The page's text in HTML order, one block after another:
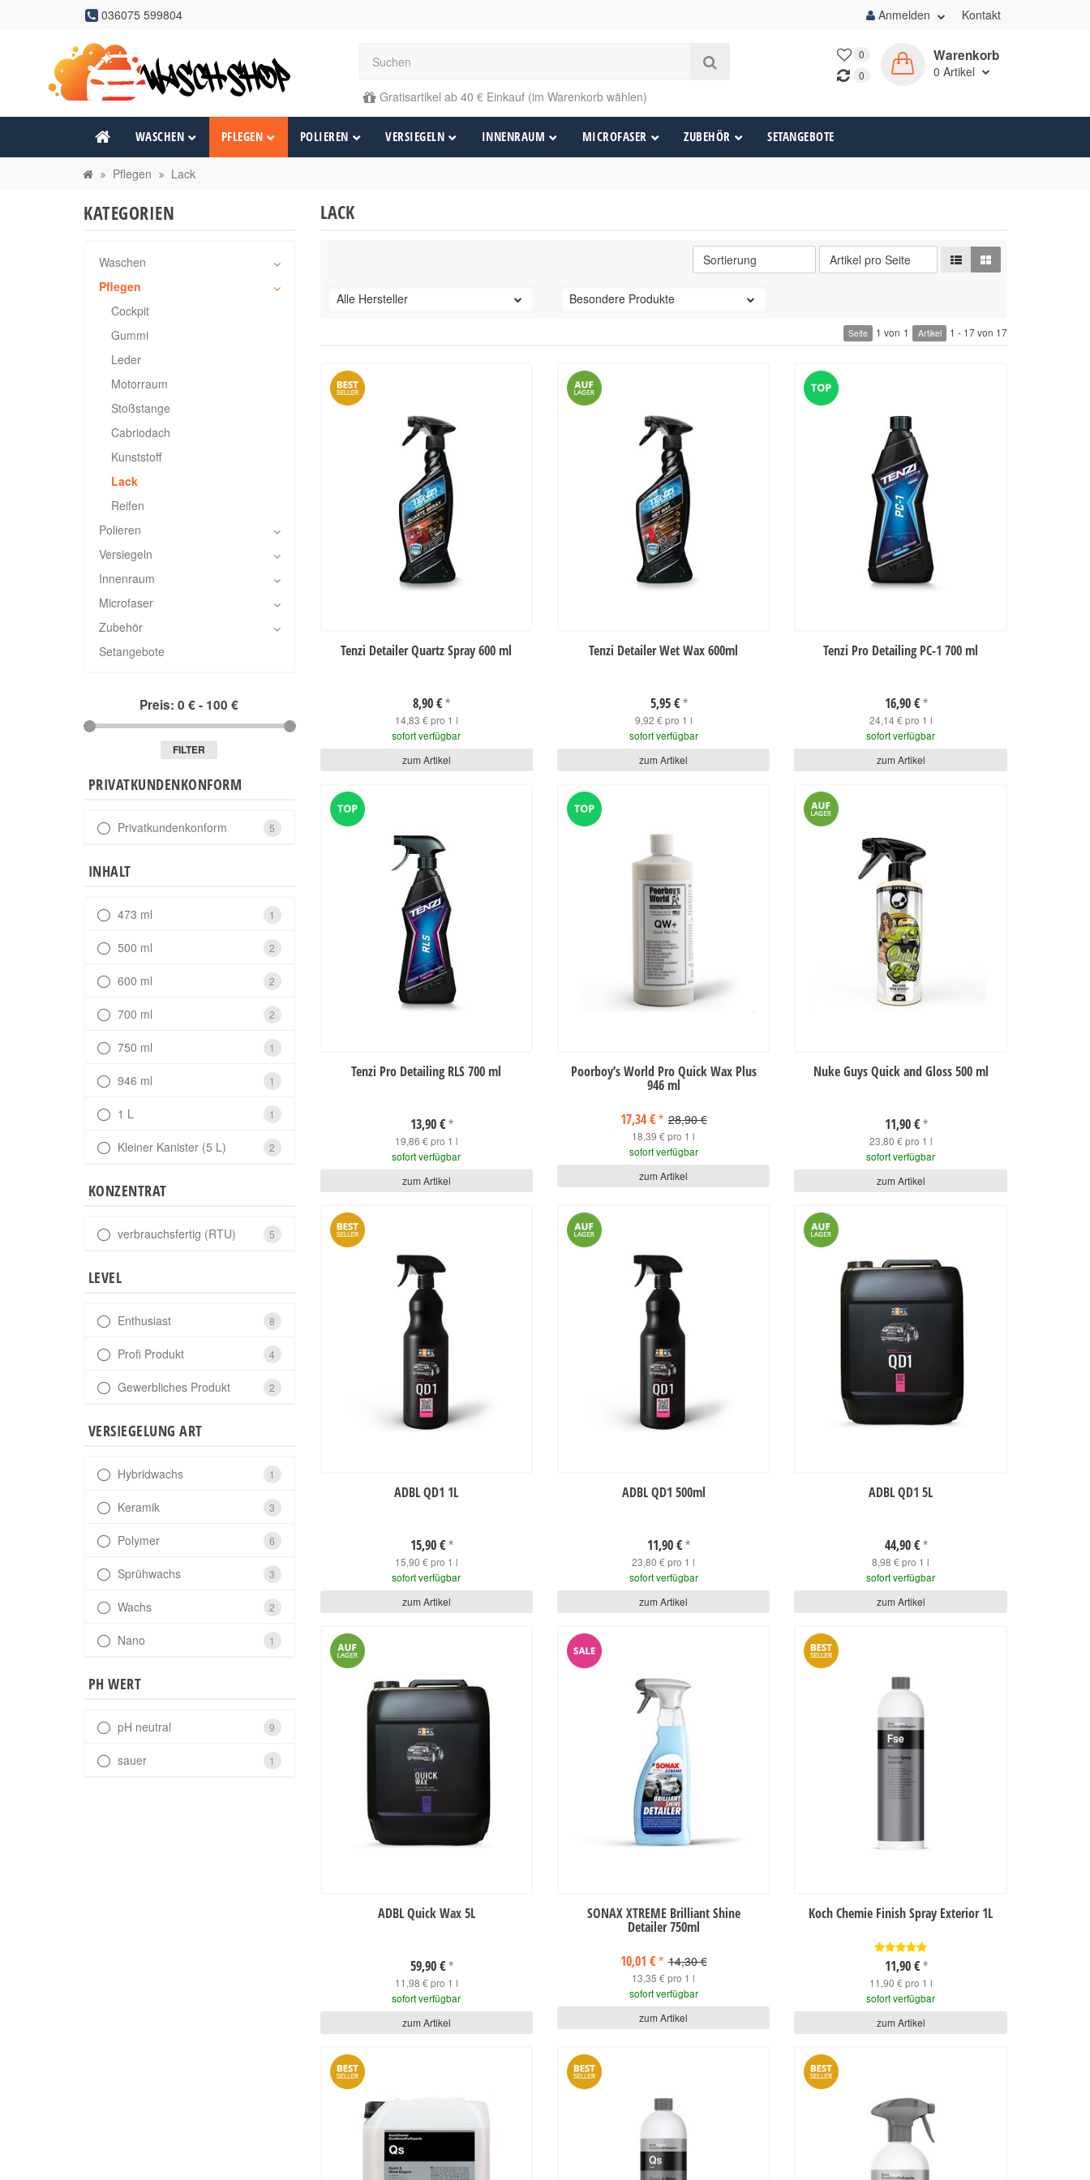
036075 599804 Anmelden Kontakt
Gratisartikel ab 40 € Einkauf (im Warenkorb wählen)
0
0
Warenkorb
0 Artikel
WASCHEN PFLEGEN POLIEREN VERSIEGELN INNENRAUM MICROFASER ZUBEHÖR SETANGEBOTE
Pflegen Lack
LACK
Alle Hersteller Besondere Produkte
Seite 1 von 1 Artikel 1 - 17 von 17
Tenzi Detailer Quartz Spray 600 ml
8,90 € *
14,83 € pro 1 l
sofort verfügbar
zum Artikel
Tenzi Detailer Wet Wax 600ml
5,95 € *
9,92 € pro 1 l
sofort verfügbar
zum Artikel
Tenzi Pro Detailing PC-1 700 ml
16,90 € *
24,14 € pro 1 l
sofort verfügbar
zum Artikel
Tenzi Pro Detailing RLS 700 ml
13,90 € *
19,86 € pro 1 l
sofort verfügbar
zum Artikel
Poorboy’s World Pro Quick Wax Plus
946 ml
17,34 € * 28,90 €
18,39 € pro 1 l
sofort verfügbar
zum Artikel
Nuke Guys Quick and Gloss 500 ml
11,90 € *
23,80 € pro 1 l
sofort verfügbar
zum Artikel
ADBL QD1 1L
15,90 € *
15,90 € pro 1 l
sofort verfügbar
zum Artikel
ADBL QD1 500ml
11,90 € *
23,80 € pro 1 l
sofort verfügbar
zum Artikel
ADBL QD1 5L
44,90 € *
8,98 € pro 1 l
sofort verfügbar
zum Artikel
ADBL Quick Wax 5L
59,90 € *
11,98 € pro 1 l
sofort verfügbar
zum Artikel
SONAX XTREME Brilliant Shine
Detailer 750ml
10,01 € * 14,30 €
13,35 € pro 1 l
sofort verfügbar
zum Artikel
Koch Chemie Finish Spray Exterior 1L
11,90 € *
11,90 € pro 1 l
sofort verfügbar
zum Artikel
KATEGORIEN
Waschen
Pflegen
Cockpit
Gummi
Leder
Motorraum
Stoßstange
Cabriodach
Kunststoff
Lack
Reifen
Polieren
Versiegeln
Innenraum
Microfaser
Zubehör
Setangebote
Preis:0 €- 100 €
FILTER
PRIVATKUNDENKONFORM
5
Privatkundenkonform
INHALT
1
473 ml
2
500 ml
2
600 ml
2
700 ml
1
750 ml
1
946 ml
1
1 L
2
Kleiner Kanister (5 L)
KONZENTRAT
5
verbrauchsfertig (RTU)
LEVEL
8
Enthusiast
4
Profi Produkt
2
Gewerbliches Produkt
VERSIEGELUNG ART
1
Hybridwachs
3
Keramik
6
Polymer
3
Sprühwachs
2
Wachs
1
Nano
PH WERT
9
pH neutral
1
sauer